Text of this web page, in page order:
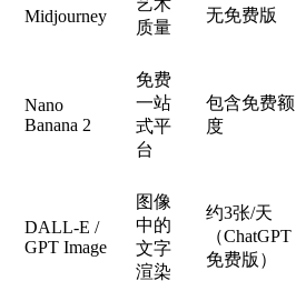
Midjourney
艺术
质量
无免费版
Nano
Banana 2
免费
一站
式平
台
包含免费额
度
DALL-E /
GPT Image
图像
中的
文字
渲染
约3张/天
（ChatGPT
免费版）